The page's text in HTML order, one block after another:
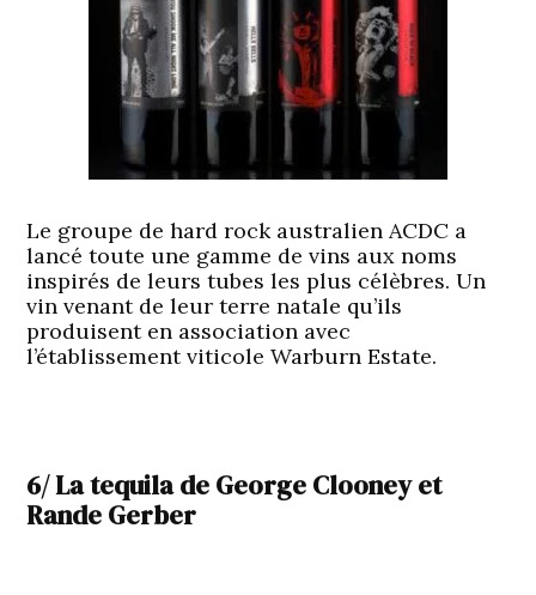
Le groupe de hard rock australien ACDC a
lancé toute une gamme de vins aux noms
inspirés de leurs tubes les plus célèbres. Un
vin venant de leur terre natale qu’ils
produisent en association avec
l’établissement viticole Warburn Estate.
6/ La tequila de George Clooney et
Rande Gerber